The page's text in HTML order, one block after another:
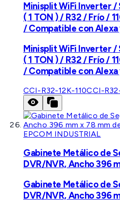
Minisplit WiFi Inverter /
( 1 TON ) / R32 / Frío /
/ Compatible con
Minisplit WiFi Inverter /
( 1 TON ) / R32 / Frío /
/ Compatible con
CCI-R32-12K-110CCI-
EPCOM INDUSTRIAL
Gabinete Metálico de
DVR/NVR, Ancho 396
Gabinete Metálico de
DVR/NVR, Ancho 396